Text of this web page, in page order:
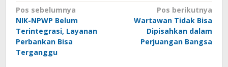
Navigasi
pos
Pos sebelumnya
NIK-NPWP Belum
Terintegrasi, Layanan
Perbankan Bisa
Terganggu
Pos berikutnya
Wartawan Tidak Bisa
Dipisahkan dalam
Perjuangan Bangsa